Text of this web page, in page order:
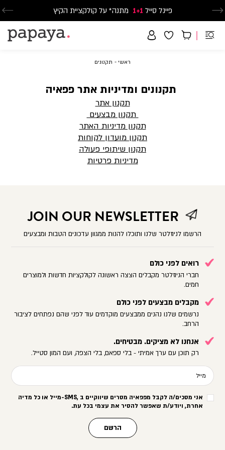
משלוח חינם בקנייה מעל 299₪ | זמני אספקה עד 5 ימי עסקים
פיינל סייל 1+1 מתנה* על קולקציית הקיץ
נעלי ספורט וסניקרס זוג שני החל מ-59.90
ראשי ראשיתקנונים
תקנונים ומדיניות אתר פפאיה
תקנון אתר
תקנון מבצעים
תקנון מדיניות האתר
תקנון מועדון לקוחות
תקנון שיתופי פעולה
מדיניות פרטיות
JOIN OUR NEWSLETTER
הרשמו לניוזלטר שלנו ותוכלו להנות ממגוון עדכונים הטבות ומבצעים
רואים לפני כולם
חברי הניוזלטר מקבלים הצצה ראשונה לקולקציות חדשות ולמוצרים
חמים.
מקבלים מבצעים לפני כולם
נרשמים שלנו נהנים ממבצעים מוקדמים עוד לפני שהם נפתחים לציבור
הרחב.
אנחנו לא מציקים. מבטיחים.
רק תוכן עם ערך אמיתי - בלי ספאם, בלי הצפה, ועם המון סטייל.
מייל
אני מסכים/ה לקבל מפפאיה מסרים שיווקיים ב -SMS,מייל או כל מדיה
אחרת, ויודע/ת שאפשר להסיר את עצמי בכל עת.
הרשם